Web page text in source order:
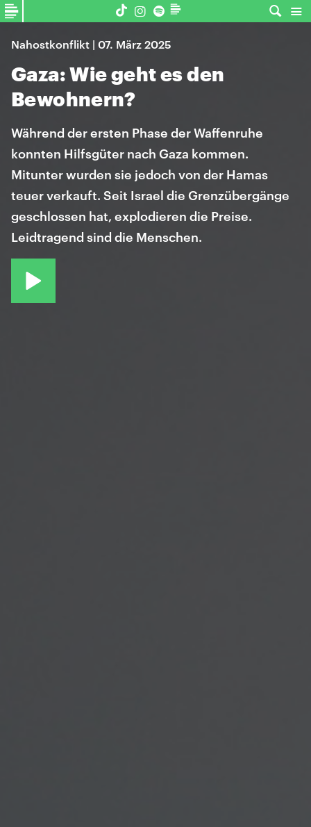
Nahostkonflikt | 07. März 2025
Gaza: Wie geht es den
Bewohnern?
Während der ersten Phase der Waffenruhe
konnten Hilfsgüter nach Gaza kommen.
Mitunter wurden sie jedoch von der Hamas
teuer verkauft. Seit Israel die Grenzübergänge
geschlossen hat, explodieren die Preise.
Leidtragend sind die Menschen.